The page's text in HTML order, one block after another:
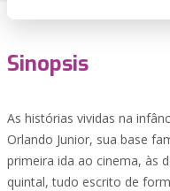
Sinopsis
As histórias vividas na
Orlando Junior, sua base
primeira ida ao cinema, às
quintal, tudo escrito de